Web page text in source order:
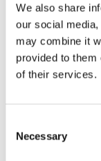
We also share
our social
may combine it
provided to them
of their services.
Selection
Necessary
Näringspolitik
Förmåner
Tips